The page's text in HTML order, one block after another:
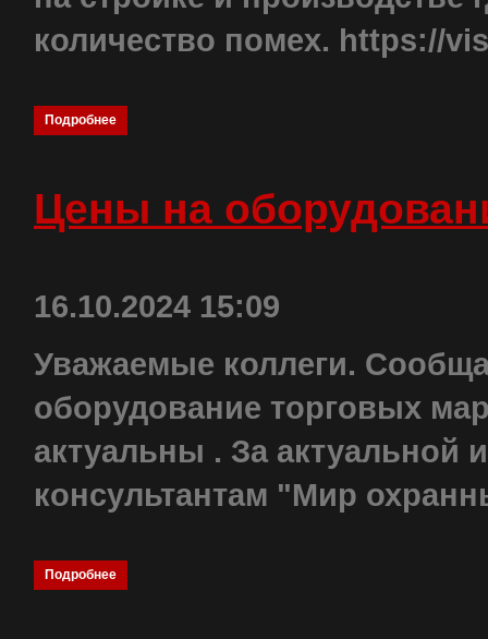
количество помех. https://
Подробнее
Цены на
16.10.2024 15:09
Уважаемые коллеги.
оборудование торговых
актуальны . За актуальной
консультантам "Мир
Подробнее